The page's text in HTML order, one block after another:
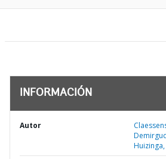
INFORMACIÓN
Autor